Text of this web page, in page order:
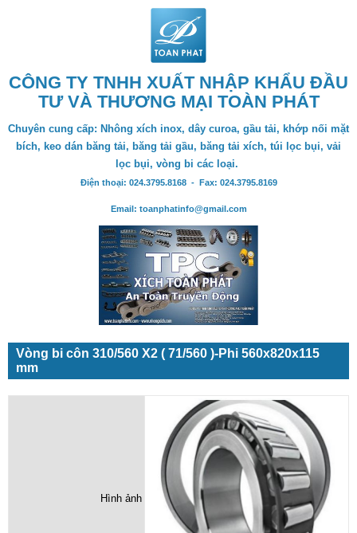
CÔNG TY TNHH XUẤT NHẬP KHẨU ĐẦU
TƯ VÀ THƯƠNG MẠI TOÀN PHÁT
Chuyên cung cấp: Nhông xích inox, dây curoa, gầu tải, khớp nối mặt
bích, keo dán băng tải, băng tải gầu, băng tải xích, túi lọc bụi, vải
lọc bụi, vòng bi các loại.
Điện thoại: 024.3795.8168 - Fax: 024.3795.8169
Email: toanphatinfo@gmail.com
Vòng bi côn 310/560 X2 ( 71/560 )-Phi 560x820x115
mm
Hình ảnh